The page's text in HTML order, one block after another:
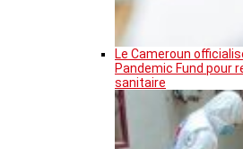
Le Cameroun
Pandemic Fund pour
sanitaire